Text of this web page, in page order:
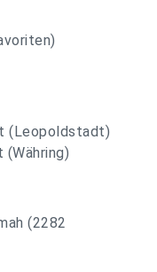
(Leopoldstadt)
(2282